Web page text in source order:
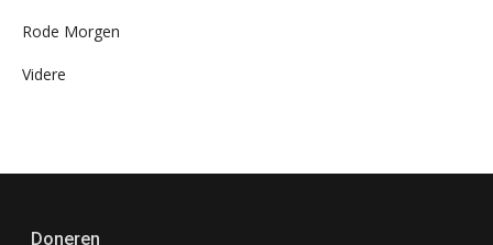
Rode Morgen
Videre
Doneren